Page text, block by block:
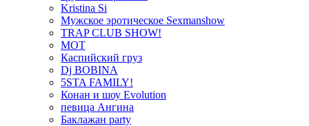
Kristina Si
Мужское эротическое Sexmanshow
TRAP CLUB SHOW!
МОТ
Каспийский груз
Dj BOBINA
5STA FAMILY!
Конан и шоу Evolution
певица Ангина
Баклажан party